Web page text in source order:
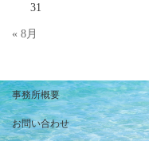
31
« 8月
事務所概要
お問い合わせ